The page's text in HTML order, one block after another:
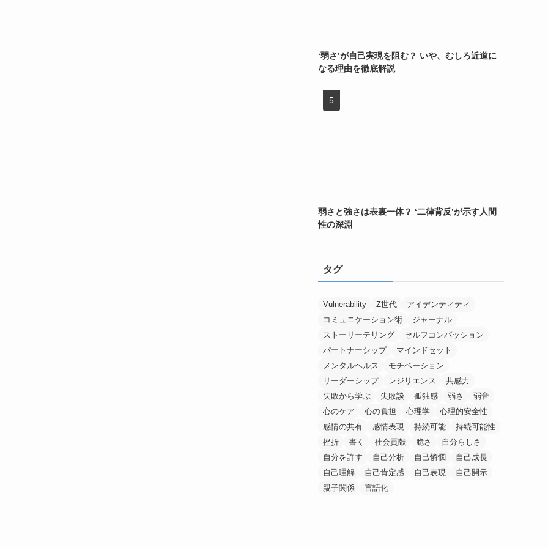
‘弱さ’が自己実現を阻む？ いや、むしろ近道に
なる理由を徹底解説
弱さと強さは表裏一体？ ‘二律背反’が示す人間
性の深淵
タグ
Vulnerability Z世代
アイデンティティ
コミュニケーション術
ジャーナル
ストーリーテリング
セルフコンパッション
パートナーシップ
マインドセット
メンタルヘルス
モチベーション
リーダーシップ
レジリエンス
共感力
失敗から学ぶ
失敗談 孤独感 弱さ
弱音
心のケア
心の負担 心理学
心理的安全性
感情の共有
感情表現 持続可能
持続可能性
挫折
書く 社会貢献 脆さ
自分らしさ
自分を許す
自己分析 自己憐憫
自己成長
自己理解
自己肯定感 自己表現
自己開示
親子関係
言語化